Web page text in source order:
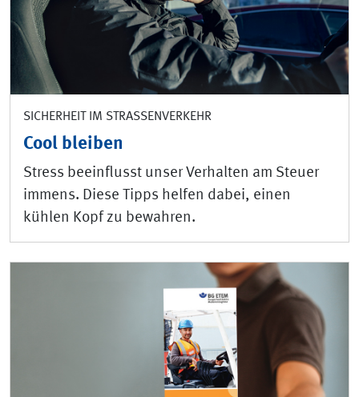
SICHERHEIT IM STRASSENVERKEHR
Cool bleiben
Stress beeinflusst unser Verhalten am Steuer
immens. Diese Tipps helfen dabei, einen
kühlen Kopf zu bewahren.